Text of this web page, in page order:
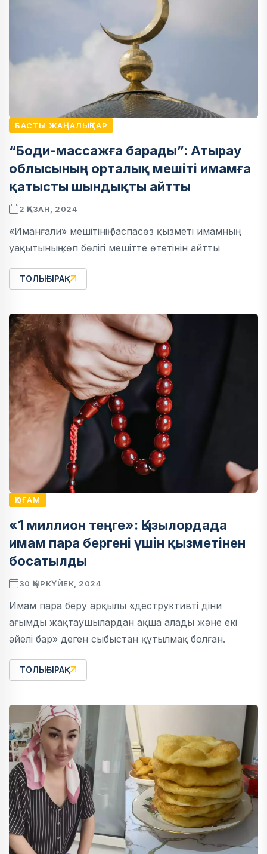
БАСТЫ ЖАҢАЛЫҚТАР
“Боди-массажға барады”: Атырау
облысының орталық мешіті имамға
қатысты шындықты айтты
2 ҚАЗАН, 2024
«Иманғали» мешітінің баспасөз қызметі имамның
уақытының көп бөлігі мешітте өтетінін айтты
ТОЛЫҒЫРАҚ
ҚОҒАМ
«1 миллион теңге»: Қызылордада
имам пара бергені үшін қызметінен
босатылды
30 ҚЫРКҮЙЕК, 2024
Имам пара беру арқылы «деструктивті діни
ағымды жақтаушылардан ақша алады және екі
әйелі бар» деген сыбыстан құтылмақ болған.
ТОЛЫҒЫРАҚ